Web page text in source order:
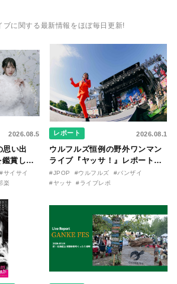
ブに関する最新情報をほぼ毎日更新!
2026.08.5
思い出
賞した
はなし
『この
#サイサイ
楽
レポート 2026.08.1
ウルフルズ恒例の野外ワンマン
ライブ『ヤッサ！』レポート！
リリースから30年を迎えたアル
バム『バンザイ』完全再現に、
た日。
#JPOP #ウルフルズ
#バンザイ
#ヤッサ
#ライブレポ